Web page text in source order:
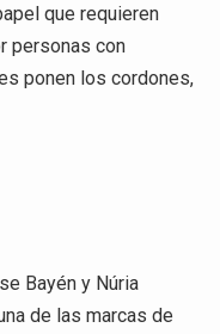
que requieren
personas con
ponen los cordones,
Bayén y Núria
de las marcas de